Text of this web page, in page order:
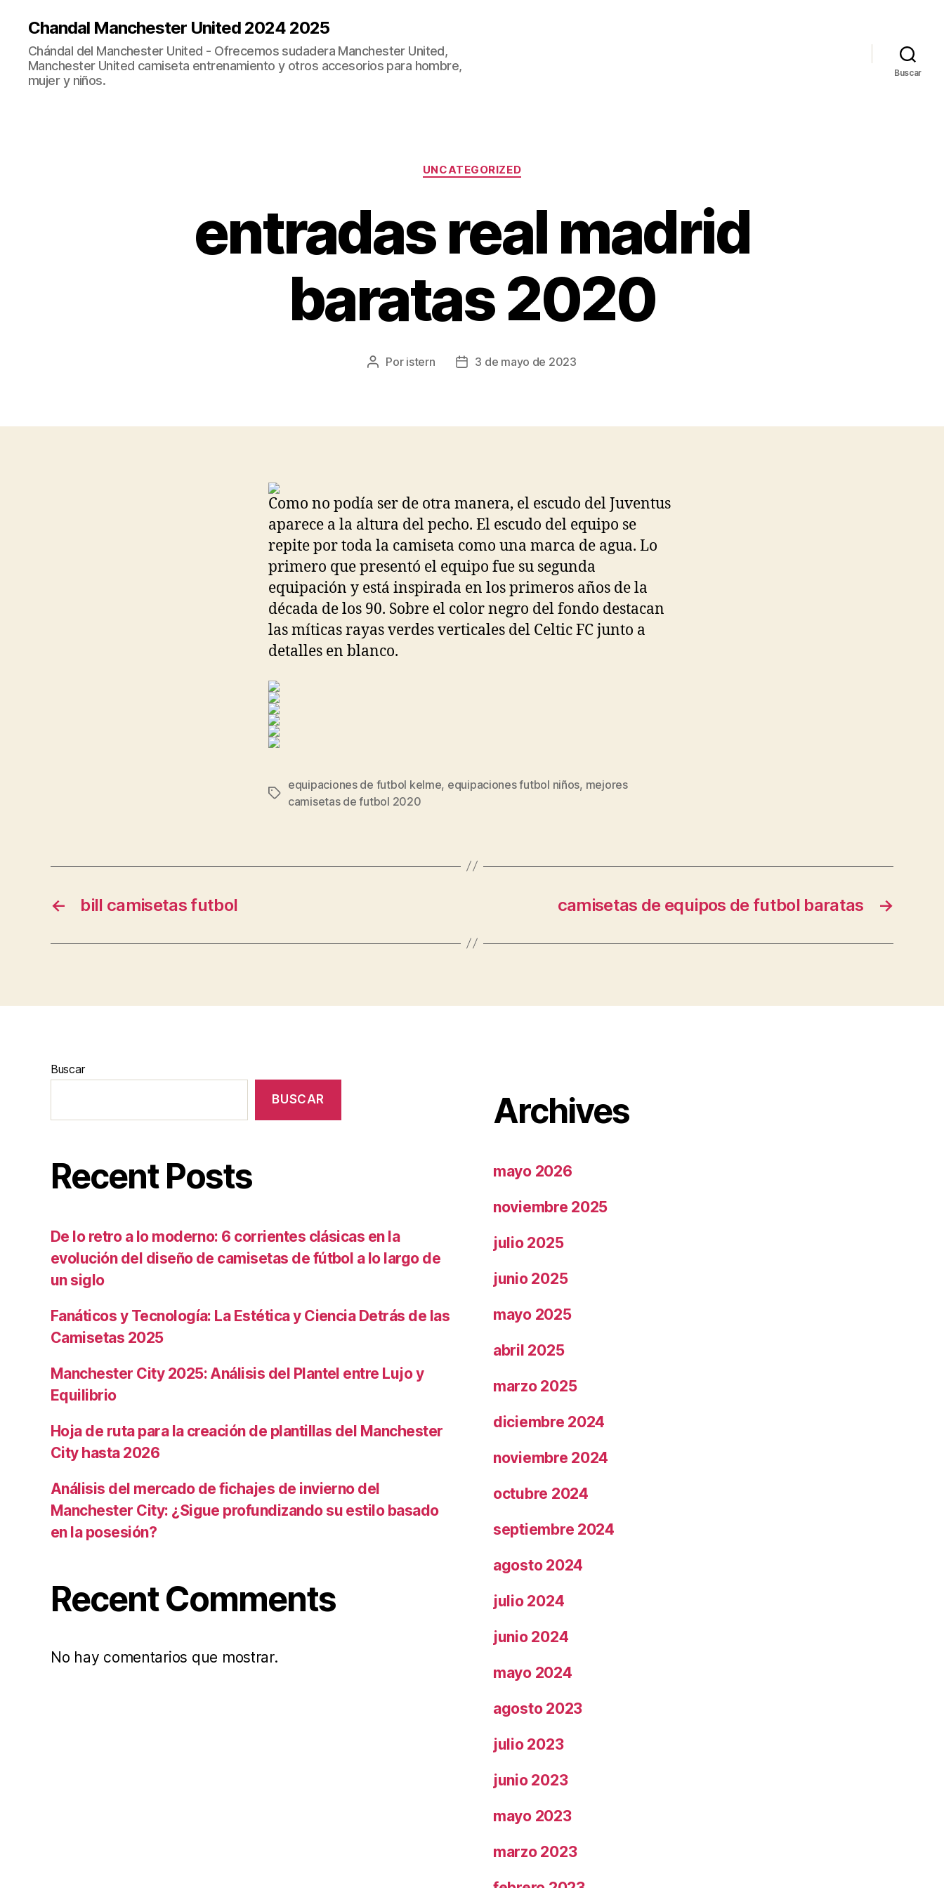
Chandal Manchester United 2024 2025
Chándal del Manchester United - Ofrecemos sudadera Manchester United,
Manchester United camiseta entrenamiento y otros accesorios para hombre,
mujer y niños.
Buscar
Categorías
UNCATEGORIZED
entradas real madrid
baratas 2020
Autor
Por istern
Fecha3 de mayo de 2023
Como no podía ser de otra manera, el escudo del Juventus
aparece a la altura del pecho. El escudo del equipo se
repite por toda la camiseta como una marca de agua. Lo
primero que presentó el equipo fue su segunda
equipación y está inspirada en los primeros años de la
década de los 90. Sobre el color negro del fondo destacan
las míticas rayas verdes verticales del Celtic FC junto a
detalles en blanco.
Etiquetas
equipaciones de futbol kelme, equipaciones futbol niños, mejores
camisetas de futbol 2020
← bill camisetas futbol →
camisetas de equipos de futbol baratas
Buscar
BUSCAR
Recent Posts
De lo retro a lo moderno: 6 corrientes clásicas en la
evolución del diseño de camisetas de fútbol a lo largo de
un siglo
Fanáticos y Tecnología: La Estética y Ciencia Detrás de las
Camisetas 2025
Manchester City 2025: Análisis del Plantel entre Lujo y
Equilibrio
Hoja de ruta para la creación de plantillas del Manchester
City hasta 2026
Análisis del mercado de fichajes de invierno del
Manchester City: ¿Sigue profundizando su estilo basado
en la posesión?
Recent Comments
No hay comentarios que mostrar.
Archives
mayo 2026
noviembre 2025
julio 2025
junio 2025
mayo 2025
abril 2025
marzo 2025
diciembre 2024
noviembre 2024
octubre 2024
septiembre 2024
agosto 2024
julio 2024
junio 2024
mayo 2024
agosto 2023
julio 2023
junio 2023
mayo 2023
marzo 2023